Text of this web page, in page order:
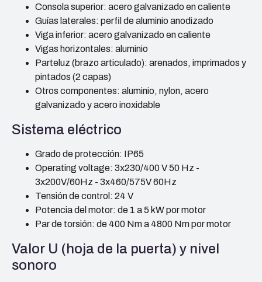
Consola superior: acero galvanizado en caliente
Guías laterales: perfil de aluminio anodizado
Viga inferior: acero galvanizado en caliente
Vigas horizontales: aluminio
Parteluz (brazo articulado): arenados, imprimados y
pintados (2 capas)
Otros componentes: aluminio, nylon, acero
galvanizado y acero inoxidable
Sistema eléctrico
Grado de protección: IP65
Operating voltage: 3x230/400 V 50 Hz -
3x200V/60Hz - 3x460/575V 60Hz
Tensión de control: 24 V
Potencia del motor: de 1 a 5 kW por motor
Par de torsión: de 400 Nm a 4800 Nm por motor
Valor U (hoja de la puerta) y nivel
sonoro